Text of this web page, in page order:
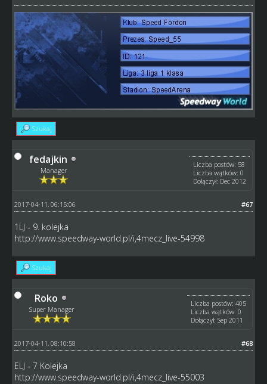
Szukaj
fedajkin
Manager
Liczba postów: 58
Liczba wątków: 0
Dołączył: Dec 2012
#67
2017-04-11, 06:15:06
1LJ - 9. kolejka
http://www.speedway-world.pl/i,4mecz_live-54998
Szukaj
Roko
Super Manager
Liczba postów: 405
Liczba wątków: 0
Dołączył: Sep 2011
#68
2017-04-11, 08:10:58
ELJ - 7 Kolejka
http://www.speedway-world.pl/i,4mecz_live-55003